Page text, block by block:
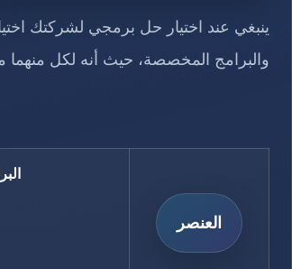
ينبغي عند اختيار حل برمجي لشركتك
والبرامج المخصصة، حيث أنه لكل منهما
العنصر